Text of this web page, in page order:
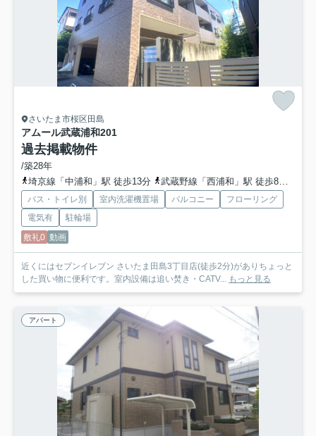
さいたま市桜区田島
アムール武蔵浦和201
過去掲載物件
/築28年
埼京線「中浦和」駅 徒歩13分
武蔵野線「西浦和」駅 徒歩8分
バス・トイレ別 室内洗濯機置場 バルコニー
フローリング
電気有
駐輪場
敷礼0 動画
近くにはセブンイレブン さいたま田島3丁目店(徒歩2分)がありちょっと
した買い物に便利です。室内設備は追い焚き・CATV...
もっと見る
アパート